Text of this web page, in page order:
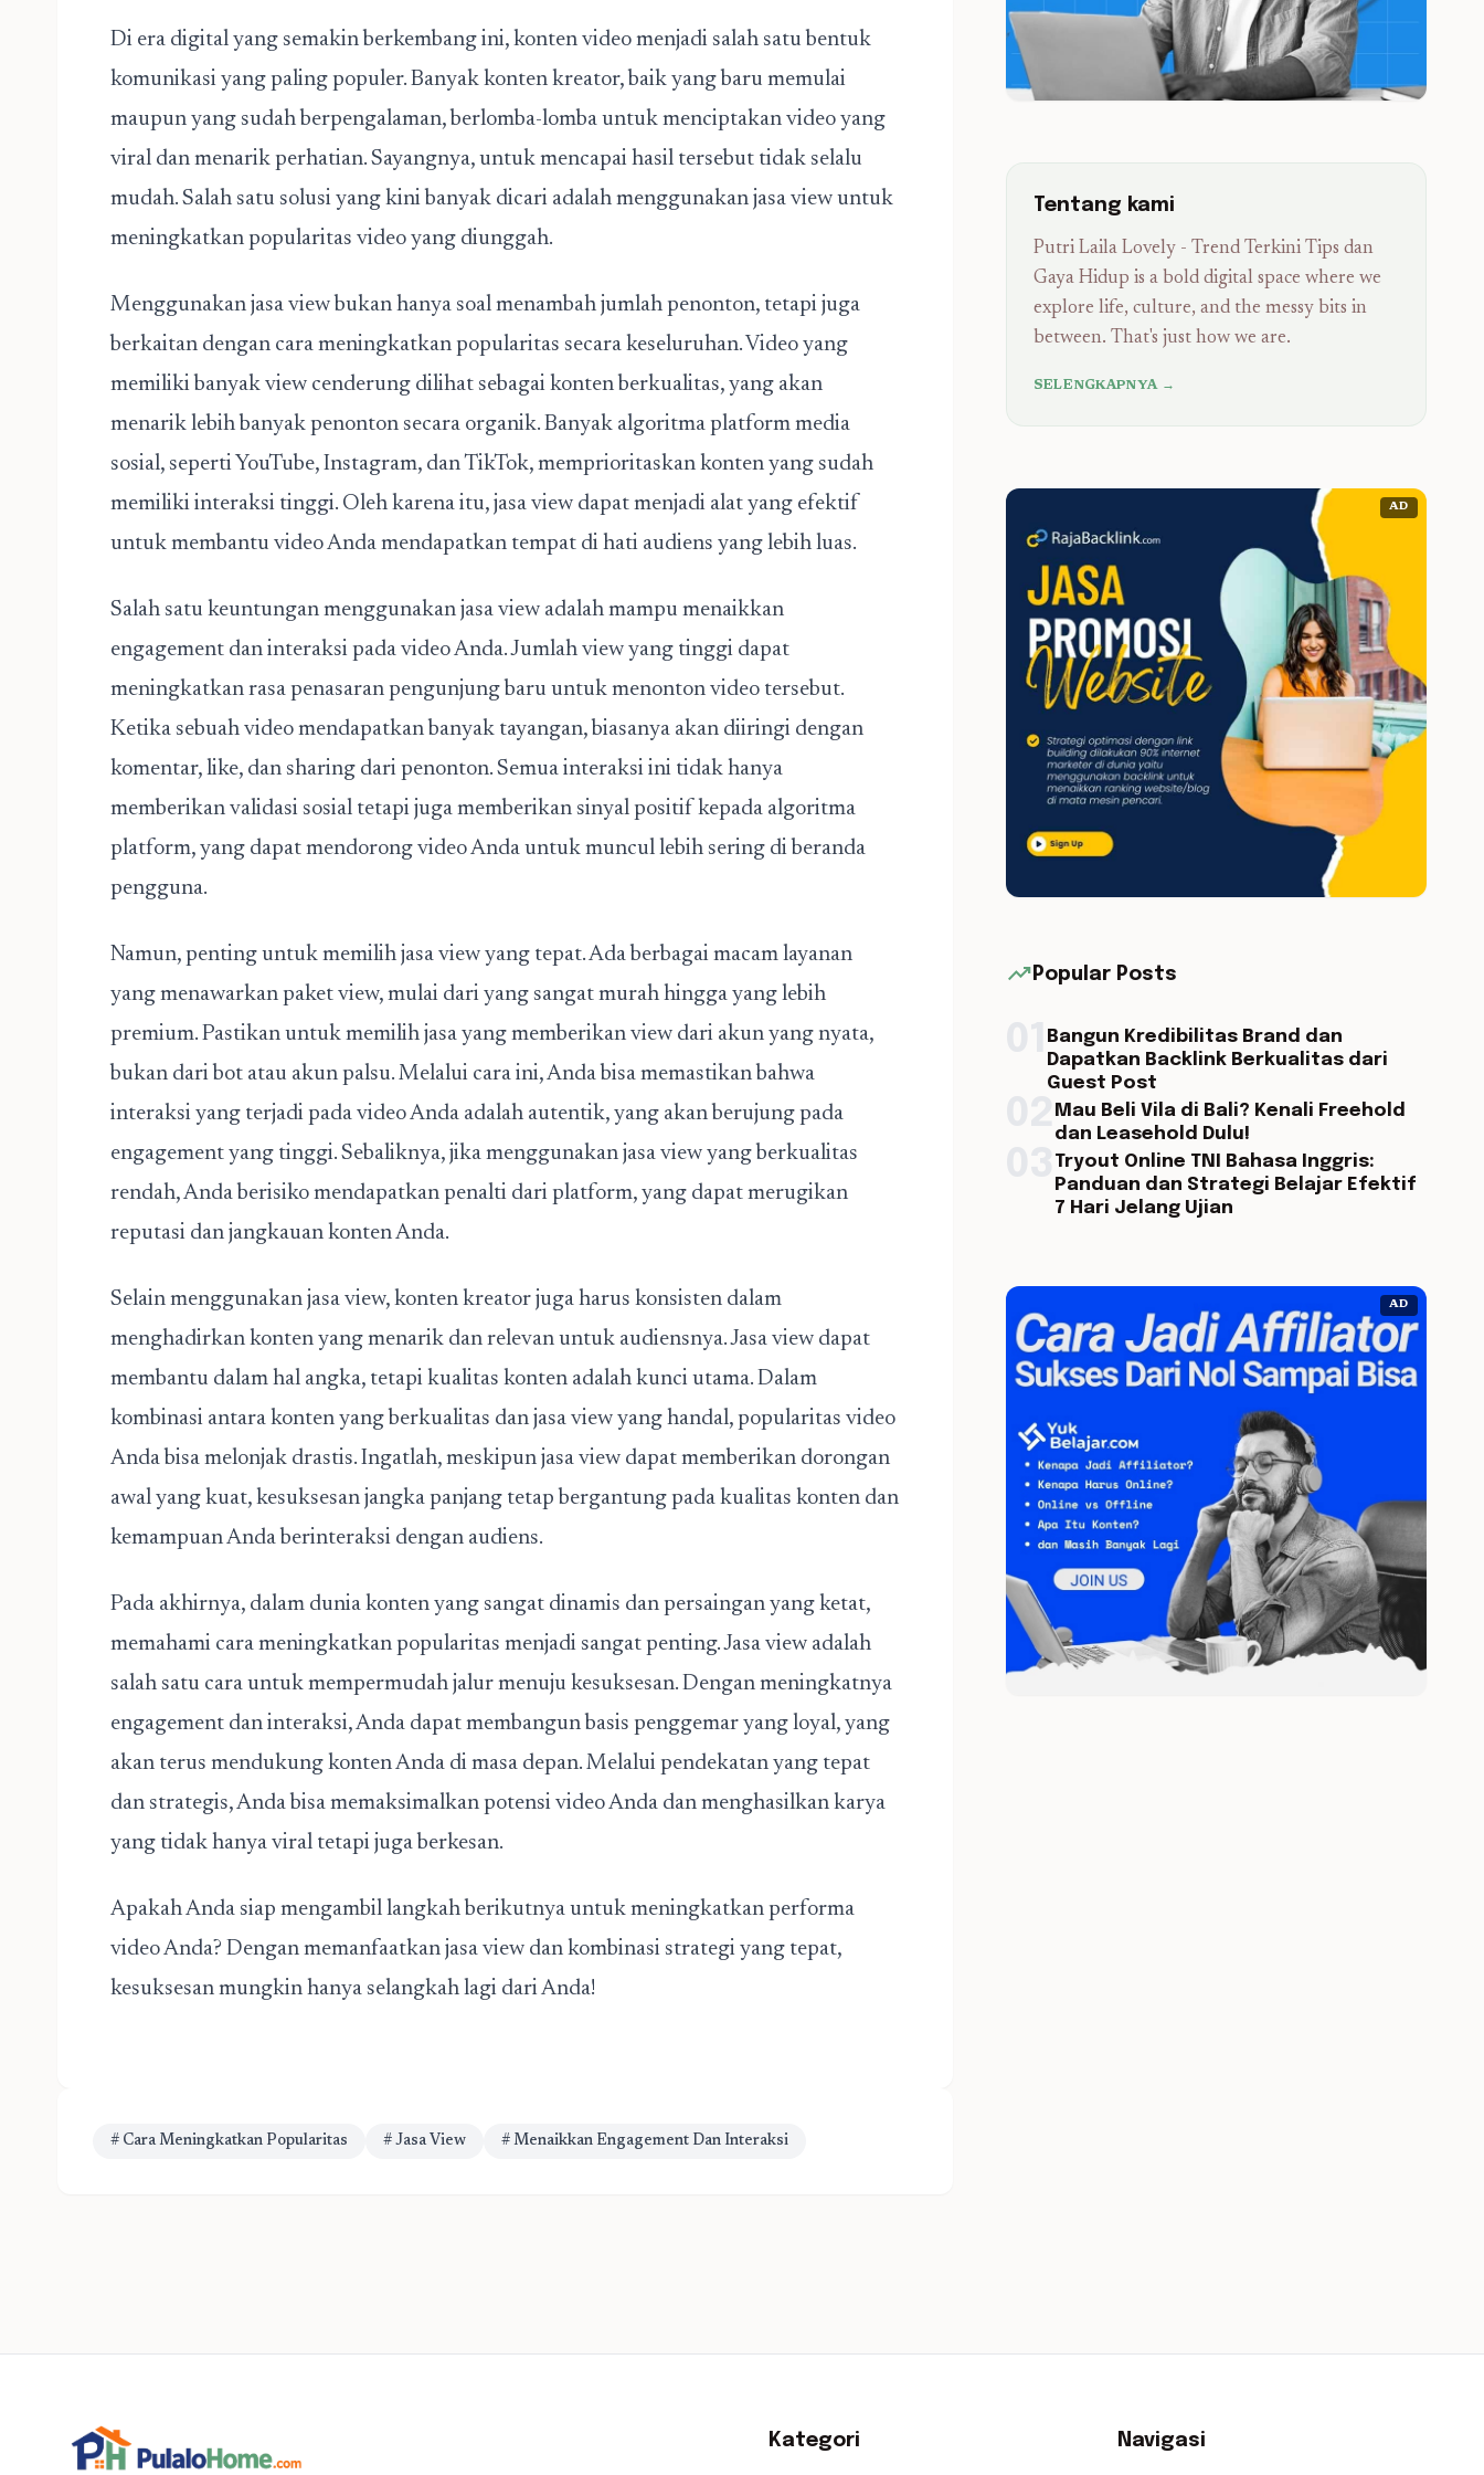
Di era digital yang semakin berkembang ini, konten video menjadi salah satu bentuk
komunikasi yang paling populer. Banyak konten kreator, baik yang baru memulai
maupun yang sudah berpengalaman, berlomba-lomba untuk menciptakan video yang
viral dan menarik perhatian. Sayangnya, untuk mencapai hasil tersebut tidak selalu
mudah. Salah satu solusi yang kini banyak dicari adalah menggunakan jasa view untuk
meningkatkan popularitas video yang diunggah.
Menggunakan jasa view bukan hanya soal menambah jumlah penonton, tetapi juga
berkaitan dengan cara meningkatkan popularitas secara keseluruhan. Video yang
memiliki banyak view cenderung dilihat sebagai konten berkualitas, yang akan
menarik lebih banyak penonton secara organik. Banyak algoritma platform media
sosial, seperti YouTube, Instagram, dan TikTok, memprioritaskan konten yang sudah
memiliki interaksi tinggi. Oleh karena itu, jasa view dapat menjadi alat yang efektif
untuk membantu video Anda mendapatkan tempat di hati audiens yang lebih luas.
Salah satu keuntungan menggunakan jasa view adalah mampu menaikkan
engagement dan interaksi pada video Anda. Jumlah view yang tinggi dapat
meningkatkan rasa penasaran pengunjung baru untuk menonton video tersebut.
Ketika sebuah video mendapatkan banyak tayangan, biasanya akan diiringi dengan
komentar, like, dan sharing dari penonton. Semua interaksi ini tidak hanya
memberikan validasi sosial tetapi juga memberikan sinyal positif kepada algoritma
platform, yang dapat mendorong video Anda untuk muncul lebih sering di beranda
pengguna.
Namun, penting untuk memilih jasa view yang tepat. Ada berbagai macam layanan
yang menawarkan paket view, mulai dari yang sangat murah hingga yang lebih
premium. Pastikan untuk memilih jasa yang memberikan view dari akun yang nyata,
bukan dari bot atau akun palsu. Melalui cara ini, Anda bisa memastikan bahwa
interaksi yang terjadi pada video Anda adalah autentik, yang akan berujung pada
engagement yang tinggi. Sebaliknya, jika menggunakan jasa view yang berkualitas
rendah, Anda berisiko mendapatkan penalti dari platform, yang dapat merugikan
reputasi dan jangkauan konten Anda.
Selain menggunakan jasa view, konten kreator juga harus konsisten dalam
menghadirkan konten yang menarik dan relevan untuk audiensnya. Jasa view dapat
membantu dalam hal angka, tetapi kualitas konten adalah kunci utama. Dalam
kombinasi antara konten yang berkualitas dan jasa view yang handal, popularitas video
Anda bisa melonjak drastis. Ingatlah, meskipun jasa view dapat memberikan dorongan
awal yang kuat, kesuksesan jangka panjang tetap bergantung pada kualitas konten dan
kemampuan Anda berinteraksi dengan audiens.
Pada akhirnya, dalam dunia konten yang sangat dinamis dan persaingan yang ketat,
memahami cara meningkatkan popularitas menjadi sangat penting. Jasa view adalah
salah satu cara untuk mempermudah jalur menuju kesuksesan. Dengan meningkatnya
engagement dan interaksi, Anda dapat membangun basis penggemar yang loyal, yang
akan terus mendukung konten Anda di masa depan. Melalui pendekatan yang tepat
dan strategis, Anda bisa memaksimalkan potensi video Anda dan menghasilkan karya
yang tidak hanya viral tetapi juga berkesan.
Apakah Anda siap mengambil langkah berikutnya untuk meningkatkan performa
video Anda? Dengan memanfaatkan jasa view dan kombinasi strategi yang tepat,
kesuksesan mungkin hanya selangkah lagi dari Anda!
# Cara Meningkatkan Popularitas # Jasa View # Menaikkan Engagement Dan Interaksi
Tentang kami
Putri Laila Lovely - Trend Terkini Tips dan
Gaya Hidup is a bold digital space where we
explore life, culture, and the messy bits in
between. That's just how we are.
SELENGKAPNYA →
AD
trending_up Popular Posts
Bangun Kredibilitas Brand dan
Dapatkan Backlink Berkualitas dari
Guest Post
Mau Beli Vila di Bali? Kenali Freehold
dan Leasehold Dulu!
Tryout Online TNI Bahasa Inggris:
Panduan dan Strategi Belajar Efektif
7 Hari Jelang Ujian
AD
Kategori Navigasi